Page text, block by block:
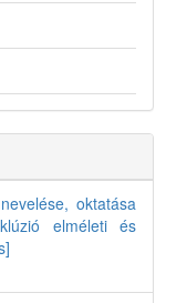
oktatása
elméleti és